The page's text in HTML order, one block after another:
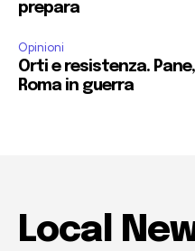
prepara
Opinioni
Orti e resistenza.
Roma in guerra
Local